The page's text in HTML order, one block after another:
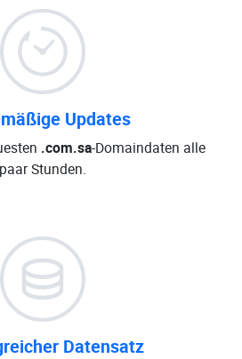
Updates
.com.sa-Domaindaten alle
paar Stunden.
Datensatz